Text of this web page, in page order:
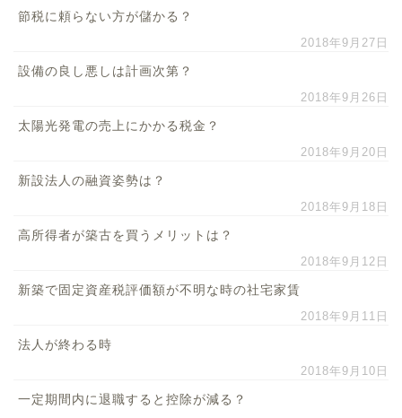
節税に頼らない方が儲かる？
2018年9月27日
設備の良し悪しは計画次第？
2018年9月26日
太陽光発電の売上にかかる税金？
2018年9月20日
新設法人の融資姿勢は？
2018年9月18日
高所得者が築古を買うメリットは？
2018年9月12日
新築で固定資産税評価額が不明な時の社宅家賃
2018年9月11日
法人が終わる時
2018年9月10日
一定期間内に退職すると控除が減る？